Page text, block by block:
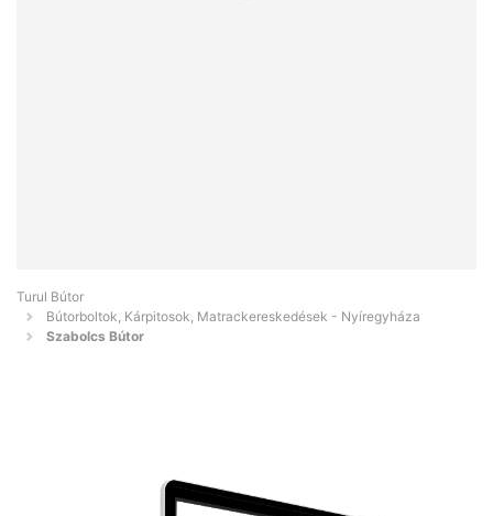
Turul Bútor
Bútorboltok, Kárpitosok, Matrackereskedések - Nyíregyháza
Szabolcs Bútor